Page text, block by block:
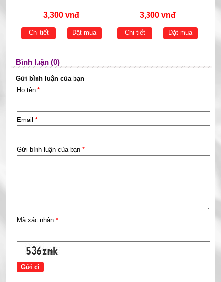
3,300 vnđ
Chi tiết Đặt mua
3,300 vnđ
Chi tiết Đặt mua
Bình luận (0)
Gửi bình luận của bạn
Họ tên *
Email *
Gửi bình luận của bạn *
Mã xác nhận *